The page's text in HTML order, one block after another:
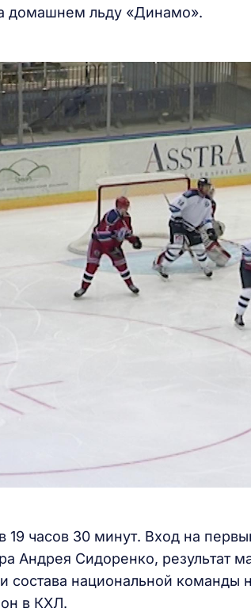
домашнем льду «Динамо».
19 часов 30 минут. Вход на
Андрея Сидоренко, результат
состава национальной
в КХЛ.